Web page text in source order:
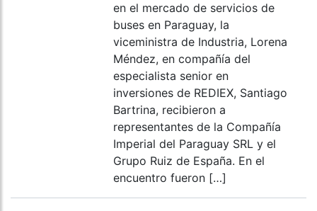
en el mercado de servicios de
buses en Paraguay, la
viceministra de Industria, Lorena
Méndez, en compañía del
especialista senior en
inversiones de REDIEX, Santiago
Bartrina, recibieron a
representantes de la Compañía
Imperial del Paraguay SRL y el
Grupo Ruiz de España. En el
encuentro fueron […]